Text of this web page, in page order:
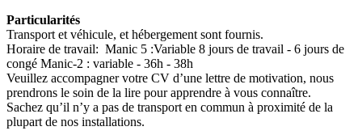
Particularités
Transport et véhicule, et hébergement sont fournis.
Horaire de travail: Manic 5 :Variable 8 jours de travail - 6 jours de
congé Manic-2 : variable - 36h - 38h
Veuillez accompagner votre CV d’une lettre de motivation, nous
prendrons le soin de la lire pour apprendre à vous connaître.
Sachez qu’il n’y a pas de transport en commun à proximité de la
plupart de nos installations.